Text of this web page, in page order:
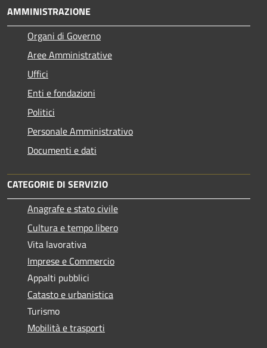
AMMINISTRAZIONE
Organi di Governo
Aree Amministrative
Uffici
Enti e fondazioni
Politici
Personale Amministrativo
Documenti e dati
CATEGORIE DI SERVIZIO
Anagrafe e stato civile
Cultura e tempo libero
Vita lavorativa
Imprese e Commercio
Appalti pubblici
Catasto e urbanistica
Turismo
Mobilità e trasporti